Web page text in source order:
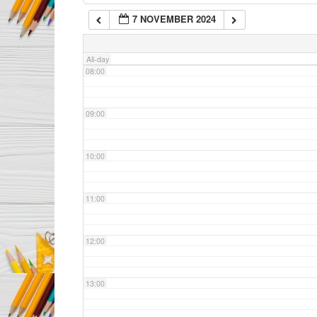
7 NOVEMBER 2024
All-day
07:00
08:00
09:00
10:00
11:00
12:00
13:00